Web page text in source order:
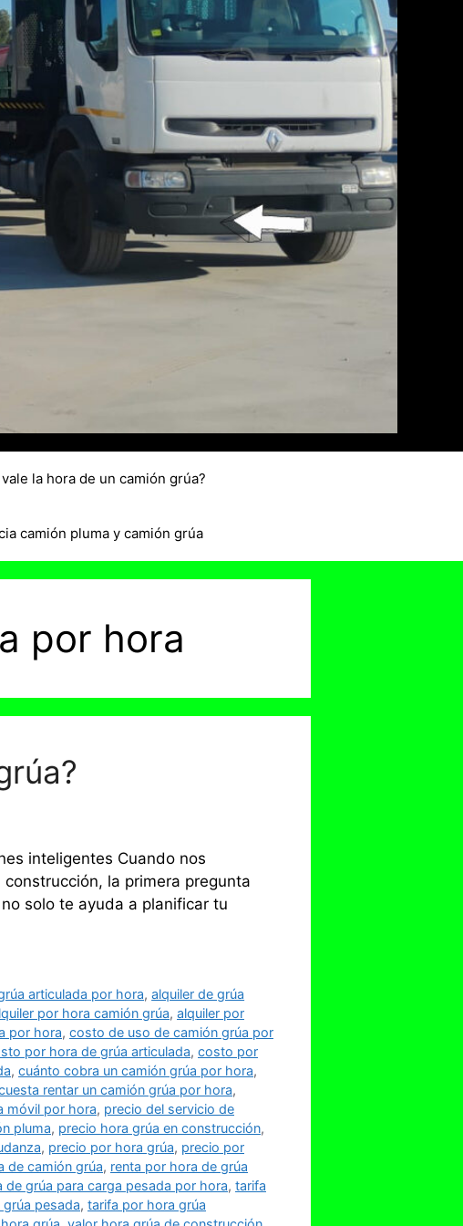
la hora de un camión grúa?
camión pluma y camión grúa
por hora
inteligentes Cuando nos
la primera pregunta
solo te ayuda a planificar tu
articulada por hora,alquiler de grúa
por hora camión grúa, alquiler por
por hora, costo de uso de camión grúa por
por hora de grúa articulada, costo por
, cuánto cobra un camión grúa por hora,
rentar un camión grúa por hora,
móvil por hora, precio del servicio de
pluma, precio hora grúa en construcción,
, precio por hora grúa, precio por
de camión grúa, renta por hora de grúa
de grúa para carga pesada por hora, tarifa
pesada, tarifa por hora grúa